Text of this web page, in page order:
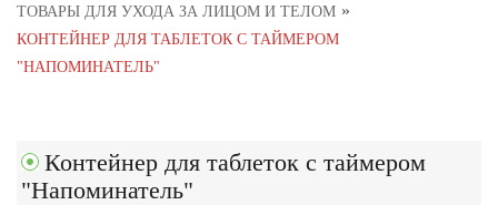
ТОВАРЫ ДЛЯ УХОДА ЗА ЛИЦОМ И ТЕЛОМ »
КОНТЕЙНЕР ДЛЯ ТАБЛЕТОК С ТАЙМЕРОМ
"НАПОМИНАТЕЛЬ"
Контейнер для таблеток с таймером
"Напоминатель"